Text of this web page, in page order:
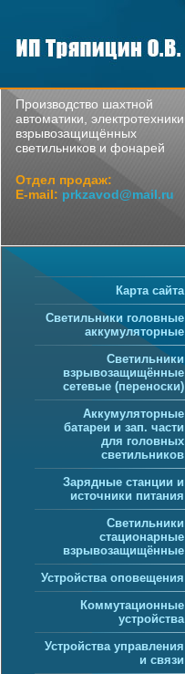
Производство шахтной
автоматики, электротехники,
взрывозащищённых
светильников и фонарей
Отдел продаж:
E-mail: prkzavod@mail.ru
Карта сайта
Светильники головные
аккумуляторные
Светильники
взрывозащищённые
сетевые (переноски)
Аккумуляторные
батареи и зап. части
для головных
светильников
Зарядные станции и
источники питания
Светильники
стационарные
взрывозащищённые
Устройства оповещения
Коммутационные
устройства
Устройства управления
и связи